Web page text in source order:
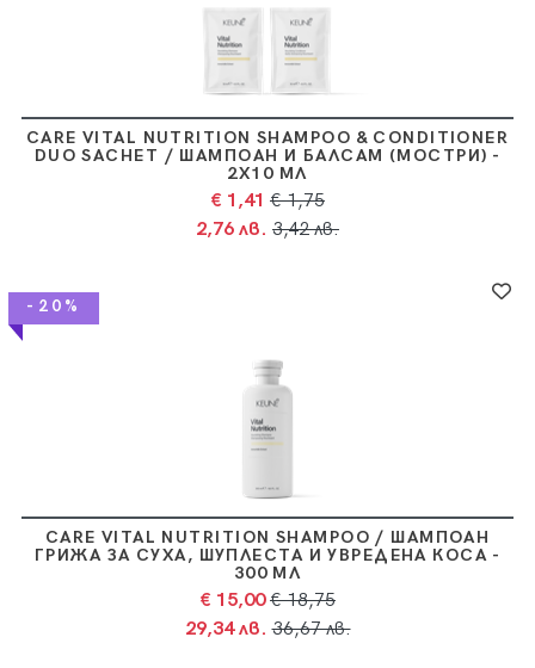
CARE VITAL NUTRITION SHAMPOO & CONDITIONER
DUO SACHET / ШАМПОАН И БАЛСАМ (МОСТРИ) -
2Х10 МЛ
€ 1,41 € 1,75
2,76 лв. 3,42 лв.
-20%
CARE VITAL NUTRITION SHAMPOO / ШАМПОАН
ГРИЖА ЗА СУХА, ШУПЛЕСТА И УВРЕДЕНА КОСА -
300 МЛ
€ 15,00 € 18,75
29,34 лв. 36,67 лв.